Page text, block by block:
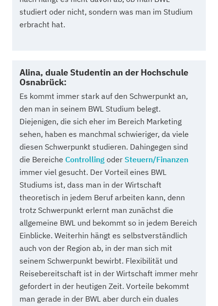
studiert oder nicht, sondern was man im Studium
erbracht hat.
Alina, duale Studentin an der Hochschule
Osnabrück:
Es kommt immer stark auf den Schwerpunkt an,
den man in seinem BWL Studium belegt.
Diejenigen, die sich eher im Bereich Marketing
sehen, haben es manchmal schwieriger, da viele
diesen Schwerpunkt studieren. Dahingegen sind
die Bereiche Controlling oder Steuern/Finanzen
immer viel gesucht. Der Vorteil eines BWL
Studiums ist, dass man in der Wirtschaft
theoretisch in jedem Beruf arbeiten kann, denn
trotz Schwerpunkt erlernt man zunächst die
allgemeine BWL und bekommt so in jedem Bereich
Einblicke. Weiterhin hängt es selbstverständlich
auch von der Region ab, in der man sich mit
seinem Schwerpunkt bewirbt. Flexibilität und
Reisebereitschaft ist in der Wirtschaft immer mehr
gefordert in der heutigen Zeit. Vorteile bekommt
man gerade in der BWL aber durch ein duales